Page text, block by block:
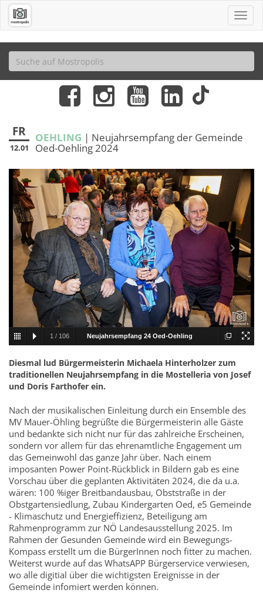
FR
12.01
OEHLING | Neujahrsempfang der Gemeinde
Oed-Oehling 2024
1 / 106 Neujahrsempfang 24 Oed-Oehling
Diesmal lud Bürgermeisterin Michaela Hinterholzer zum
traditionellen Neujahrsempfang in die Mostelleria von Josef
und Doris Farthofer ein.
Nach der musikalischen Einleitung durch ein Ensemble des
MV Mauer-Öhling begrüßte die Bürgermeisterin alle Gäste
und bedankte sich nicht nur für das zahlreiche Erscheinen,
sondern vor allem für das ehrenamtliche Engagement um
das Gemeinwohl das ganze Jahr über. Nach einem
imposanten Power Point-Rückblick in Bildern gab es eine
Vorschau über die geplanten Aktivitäten 2024, die da u.a.
wären: 100 %iger Breitbandausbau, Obststraße in der
Obstgartensiedlung, Zubau Kindergarten Oed, e5 Gemeinde
- Klimaschutz und Energieffizienz, Beteiligung am
Rahmenprogramm zur NÖ Landesausstellung 2025. Im
Rahmen der Gesunden Gemeinde wird ein Bewegungs-
Kompass erstellt um die BürgerInnen noch fitter zu machen.
Weiterst wurde auf das WhatsAPP Bürgerservice verwiesen,
wo alle digitial über die wichtigsten Ereignisse in der
Gemeinde infomiert werden können.